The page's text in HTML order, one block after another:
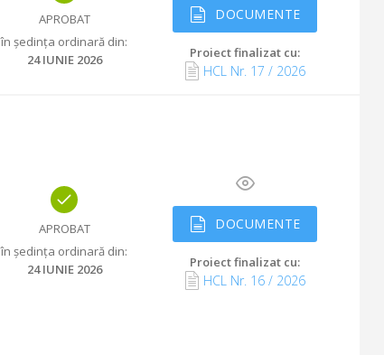
APROBAT
în ședința ordinară din:
24 IUNIE 2026
DOCUMENTE
Proiect finalizat cu:
HCL Nr. 17 / 2026
APROBAT
în ședința ordinară din:
24 IUNIE 2026
DOCUMENTE
Proiect finalizat cu:
HCL Nr. 16/ 2026